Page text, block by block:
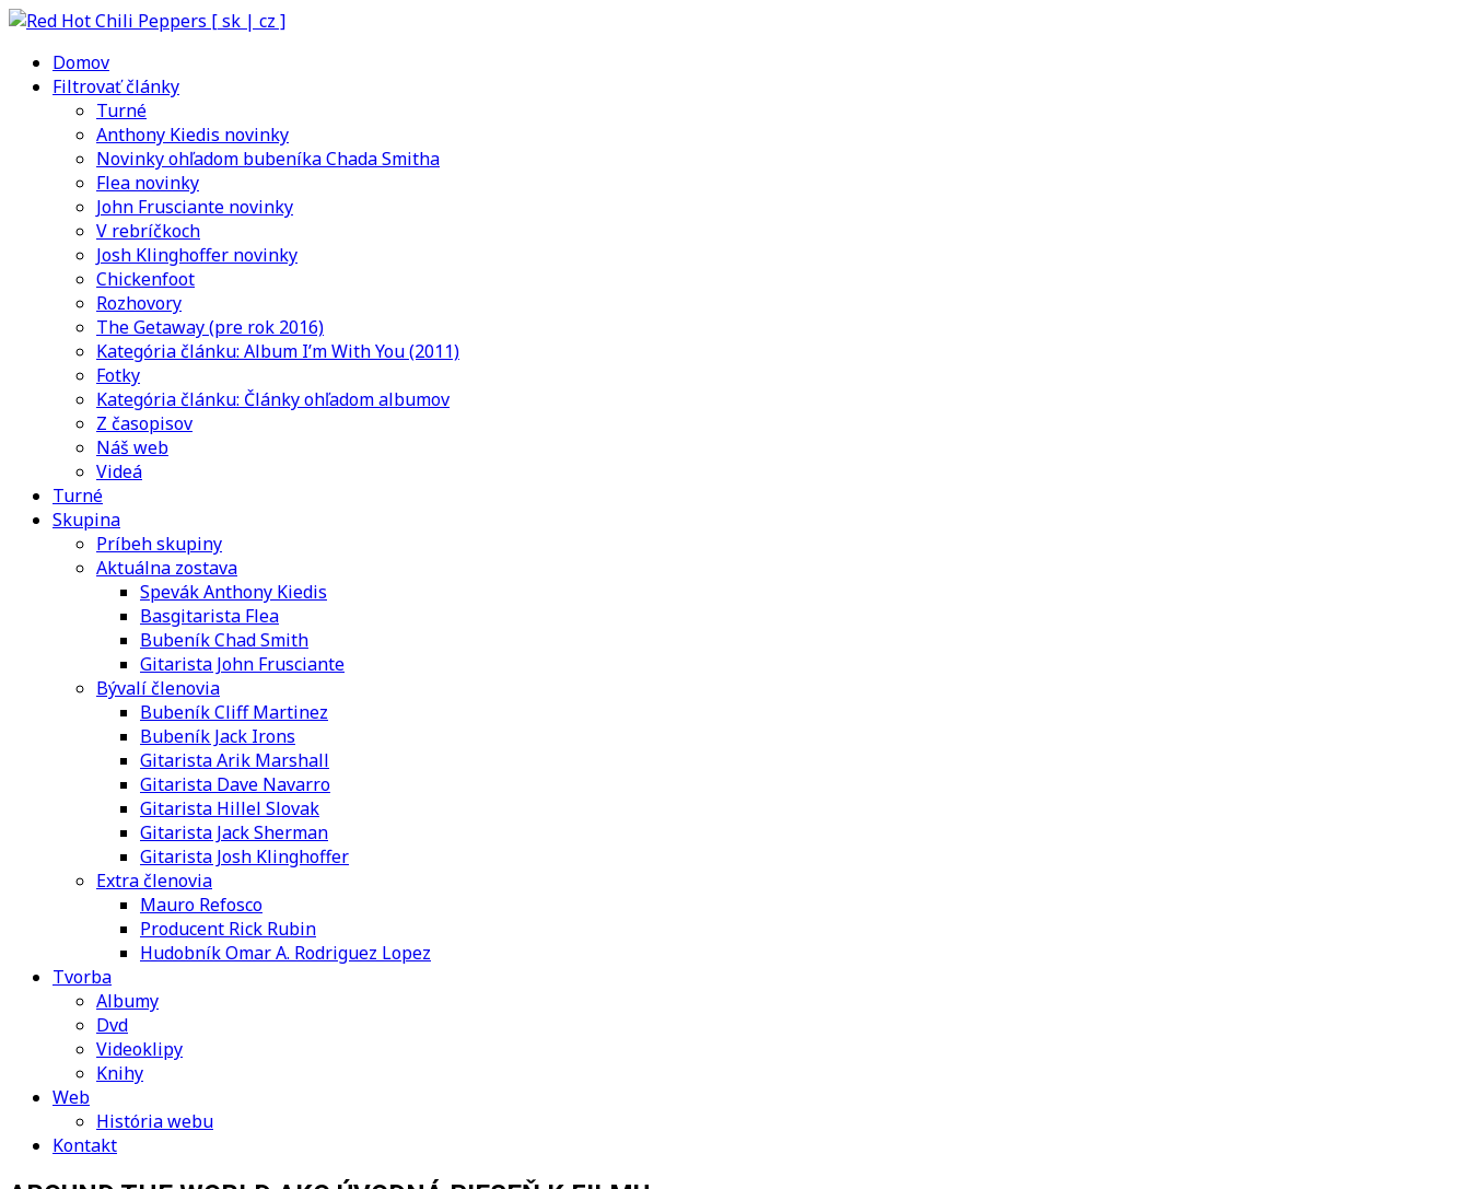
Domov
Filtrovať články
Turné
Anthony Kiedis novinky
Novinky ohľadom bubeníka Chada Smitha
Flea novinky
John Frusciante novinky
V rebríčkoch
Josh Klinghoffer novinky
Chickenfoot
Rozhovory
The Getaway (pre rok 2016)
Kategória článku: Album I’m With You (2011)
Fotky
Kategória článku: Články ohľadom albumov
Z časopisov
Náš web
Videá
Turné
Skupina
Príbeh skupiny
Aktuálna zostava
Spevák Anthony Kiedis
Basgitarista Flea
Bubeník Chad Smith
Gitarista John Frusciante
Bývalí členovia
Bubeník Cliff Martinez
Bubeník Jack Irons
Gitarista Arik Marshall
Gitarista Dave Navarro
Gitarista Hillel Slovak
Gitarista Jack Sherman
Gitarista Josh Klinghoffer
Extra členovia
Mauro Refosco
Producent Rick Rubin
Hudobník Omar A. Rodriguez Lopez
Tvorba
Albumy
Dvd
Videoklipy
Knihy
Web
História webu
Kontakt